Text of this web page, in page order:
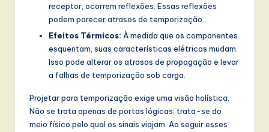
receptor, ocorrem reflexões. Essas reflexões
podem parecer atrasos de temporização.
Efeitos Térmicos: À medida que os componentes
esquentam, suas características elétricas mudam.
Isso pode alterar os atrasos de propagação e levar
a falhas de temporização sob carga.
Projetar para temporização exige uma visão holística.
Não se trata apenas de portas lógicas; trata-se do
meio físico pelo qual os sinais viajam. Ao seguir esses